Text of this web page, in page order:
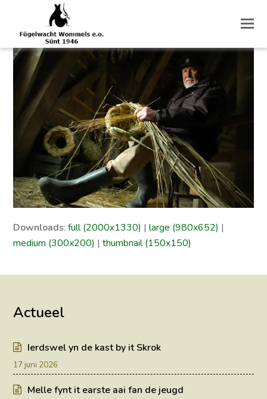
Downloads:full (2000x1330) |large (980x652) |
medium (300x200) |thumbnail (150x150)
Actueel
Ierdswel yn de kast by it Skrok
17 juni 2026
Melle fynt it earste aai fan de jeugd